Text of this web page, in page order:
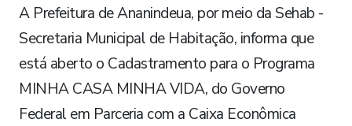
A Prefeitura de Ananindeua, por meio da Sehab -
Secretaria Municipal de Habitação, informa que
está aberto o Cadastramento para o Programa
MINHA CASA MINHA VIDA, do Governo
Federal em Parceria com a Caixa Econômica